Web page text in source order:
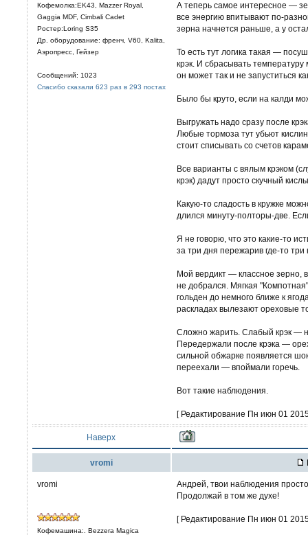
Кофемолка:EK43, Mazzer Royal,
Gaggia MDF, Cimbali Cadet
Ростер:Loring S35
Др. оборудование: френч, V60, Kalita,
Аэропресс, Гейзер
Сообщений: 1023
Спасибо сказали 623 раз в 293 постах
А теперь самое интересное —
все энергию впитывают по-
зерна начнется раньше, а у
То есть тут логика такая —
крэк. И сбрасывать температуру
он может так и не запуститься
Было бы круто, если на калди
Выгружать надо сразу после
Любые тормоза тут убьют
стоит списывать со счетов
Все варианты с вялым крэком
крэк) дадут просто скучный
Какую-то сладость в кружке
длился минуту-полторы-две.
Я не говорю, что это какие-то
за три дня пережарив где-то
Мой вердикт — классное зерно,
не добрался. Мягкая
гольден до немного ближе к
раскладах вылезают ореховые
Сложно жарить. Слабый крэк —
Передержали после крэка —
сильной обжарке появляется
переехали — впоймали горечь.
Вот такие наблюдения.
[ Редактирование Пн июн 01
Наверх
vromi
vromi
Кофемашина:. Bezzera Magica
Андрей, твои наблюдения
Продолжай в том же духе!
[ Редактирование Пн июн 01